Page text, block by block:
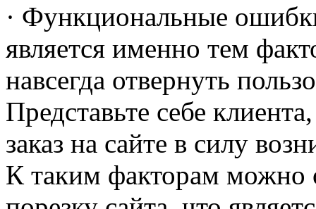
· Функциональные
является именно тем
навсегда отвернуть
Представьте себе
заказ на сайте в силу
К таким факторам можно